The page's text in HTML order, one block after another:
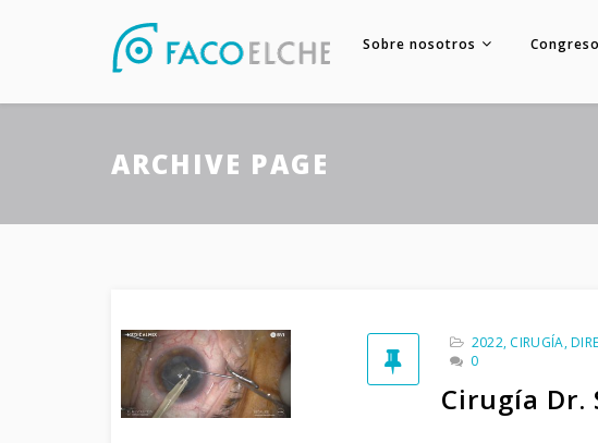
Sobre nosotros Congreso
ARCHIVE PAGE
2022, CIRUGÍA,
0
Cirugía Dr.